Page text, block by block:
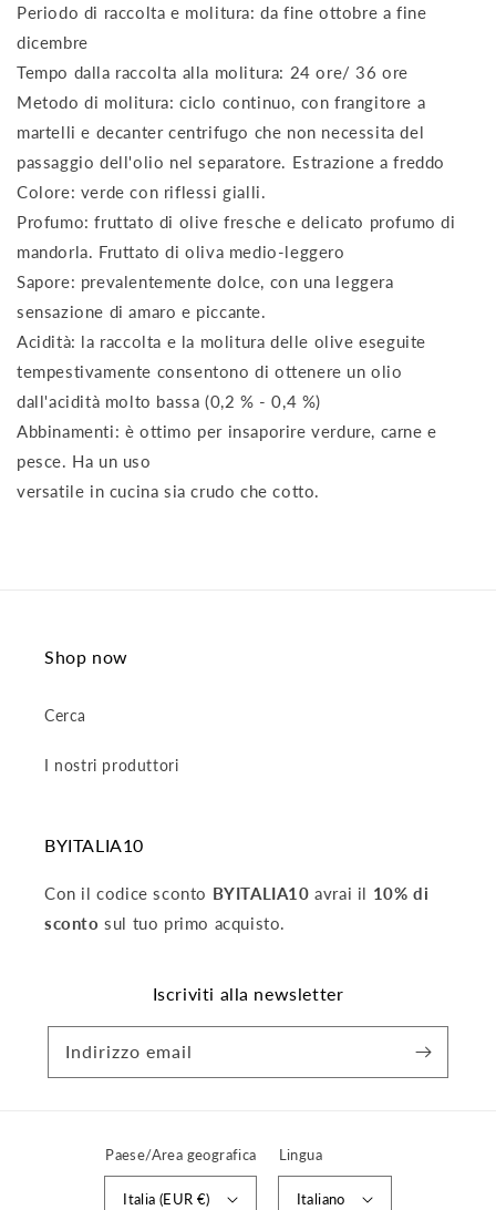
Periodo di raccolta e molitura: da fine ottobre a fine
dicembre
Tempo dalla raccolta alla molitura: 24 ore/ 36 ore
Metodo di molitura: ciclo continuo, con frangitore a
martelli e decanter centrifugo che non necessita del
passaggio dell'olio nel separatore. Estrazione a freddo
Colore: verde con riflessi gialli.
Profumo: fruttato di olive fresche e delicato profumo di
mandorla. Fruttato di oliva medio-leggero
Sapore: prevalentemente dolce, con una leggera
sensazione di amaro e piccante.
Acidità: la raccolta e la molitura delle olive eseguite
tempestivamente consentono di ottenere un olio
dall'acidità molto bassa (0,2 % - 0,4 %)
Abbinamenti: è ottimo per insaporire verdure, carne e
pesce. Ha un uso
versatile in cucina sia crudo che cotto.
Shop now
Cerca
I nostri produttori
BYITALIA10
Con il codice sconto BYITALIA10 avrai il 10% di
sconto sul tuo primo acquisto.
Iscriviti alla newsletter
Indirizzo email
Paese/Area geografica
Italia (EUR €)
Lingua
Italiano